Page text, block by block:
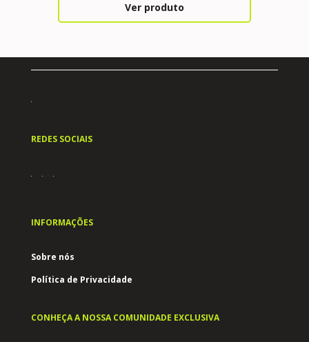
Ver produto
REDES SOCIAIS
INFORMAÇÕES
Sobre nós
Política de Privacidade
CONHEÇA A NOSSA COMUNIDADE EXCLUSIVA